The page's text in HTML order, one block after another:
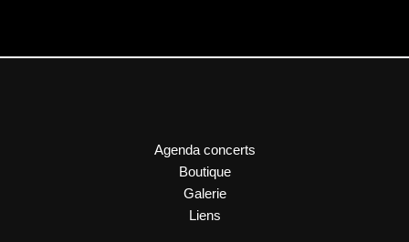
Agenda concerts
Boutique
Galerie
Liens